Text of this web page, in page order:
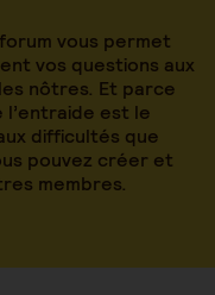
vous permet
vos questions aux
nôtres. Et parce
l’entraide est le
difficultés que
pouvez créer et
membres.